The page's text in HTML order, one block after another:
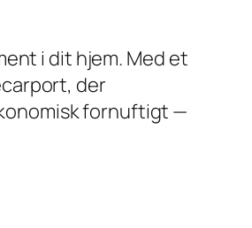
i dit hjem. Med et
der
fornuftigt —